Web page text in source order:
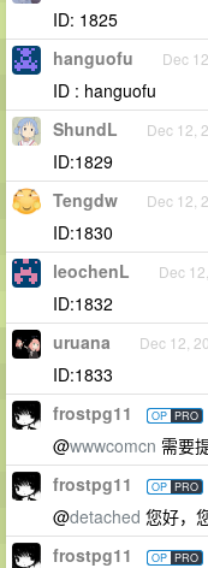
ID: 1825
hanguofu Dec
ID : hanguofu
ShundL Dec 12,
ID:1829
Tengdw Dec 12,
ID:1830
leochenL Dec
ID:1832
uruana Dec 12,
ID:1833
frostpg11 OP PRO
@wwwcomcn 需要
frostpg11 OP PRO
@detached 您好，
frostpg11 OP PRO